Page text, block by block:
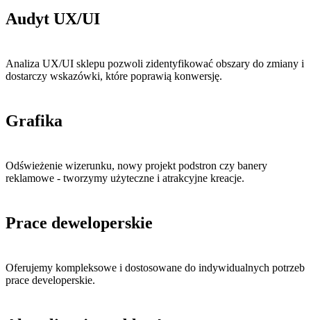
Audyt UX/UI
Analiza UX/UI sklepu pozwoli zidentyfikować obszary do zmiany i
dostarczy wskazówki, które poprawią konwersję.
Grafika
Odświeżenie wizerunku, nowy projekt podstron czy banery
reklamowe - tworzymy użyteczne i atrakcyjne kreacje.
Prace deweloperskie
Oferujemy kompleksowe i dostosowane do indywidualnych potrzeb
prace developerskie.